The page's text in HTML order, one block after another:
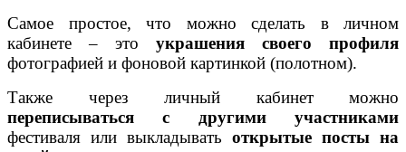
Самое простое, что можно сделать в личном
кабинете – это украшения своего профиля
фотографией и фоновой картинкой (полотном).
Также через личный кабинет можно
переписываться с другими участниками
фестиваля или выкладывать открытые посты на